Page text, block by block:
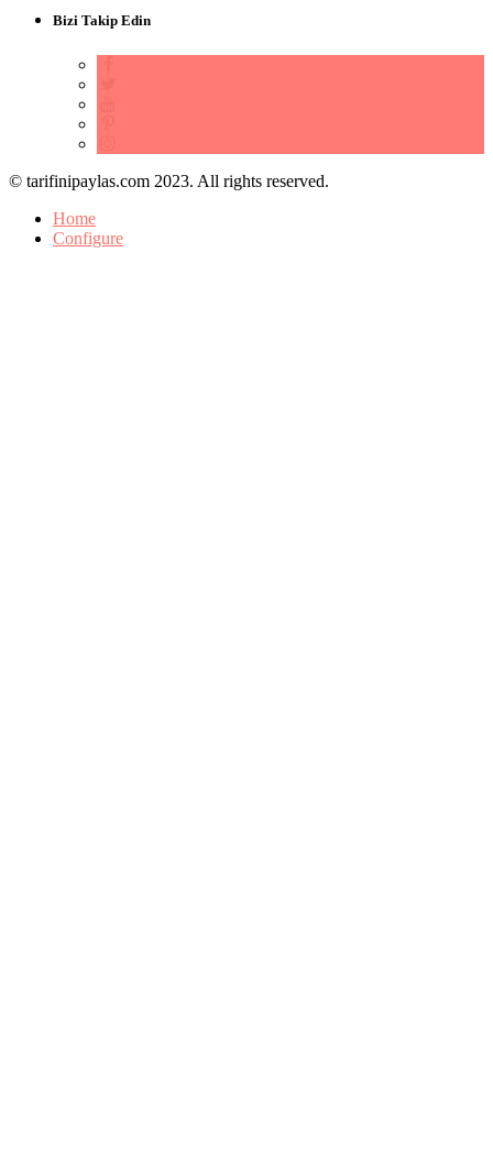
Bizi Takip Edin
© tarifinipaylas.com 2023. All rights reserved.
Home
Configure